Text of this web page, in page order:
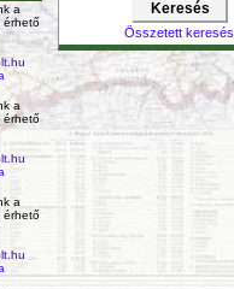
a
érhető
a
érhető
a
érhető
Összetett keresés